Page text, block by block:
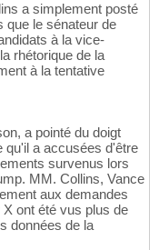
a simplement posté
que le sénateur de
à la vice-
rhétorique de la
à la tentative
a pointé du doigt
qu'il a accusées d'être
survenus lors
MM. Collins, Vance
aux demandes
ont été vus plus de
données de la